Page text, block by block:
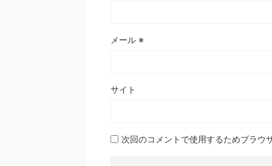
メール ※
サイト
次回のコメントで使用するためブラウ